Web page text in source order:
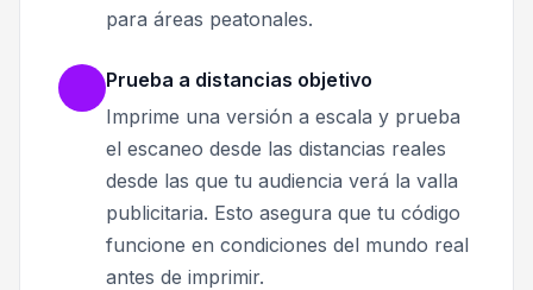
para áreas peatonales.
Prueba a distancias objetivo
Imprime una versión a escala y prueba
el escaneo desde las distancias reales
desde las que tu audiencia verá la valla
publicitaria. Esto asegura que tu código
funcione en condiciones del mundo real
antes de imprimir.